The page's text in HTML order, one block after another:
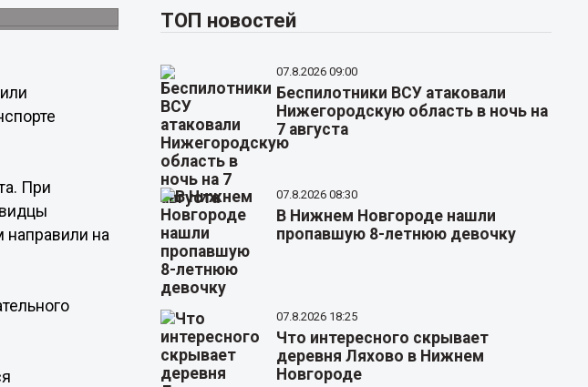
При
направили на
ТОП новостей
07.8.2026 09:00
Беспилотники ВСУ атаковали
Нижегородскую область в ночь на
7 августа
07.8.2026 08:30
В Нижнем Новгороде нашли
пропавшую 8-летнюю девочку
07.8.2026 18:25
Что интересного скрывает
деревня Ляхово в Нижнем
Новгороде